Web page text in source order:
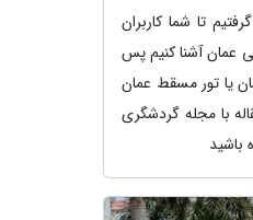
تا شما کاربران
عمان آشنا کنیم پس
یا تور مسقط عمان
با مجله گردشگری
باشید